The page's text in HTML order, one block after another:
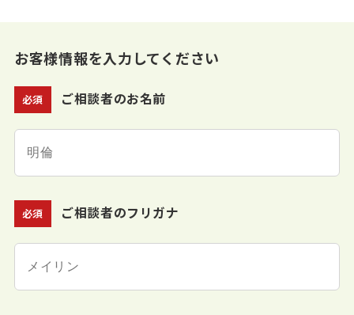
お客様情報を入力してください
必須 ご相談者のお名前
必須 ご相談者のフリガナ